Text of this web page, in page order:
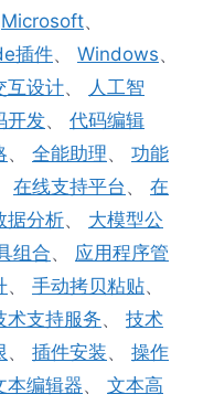
Microsoft、
插件、 Windows、
互设计、
人工智
开发、 代码编辑
、 全能助理、 功能
在线支持平台 、 在
据分析、 大模型公
组合、 应用程序管
、 手动拷贝粘贴、
术支持服务、 技术
、 插件安装、 操作
本编辑器、 文本高